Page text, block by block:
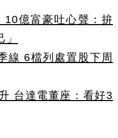
10億富豪吐心聲：拚
線 6檔列處置股下周
台達電董座：看好3